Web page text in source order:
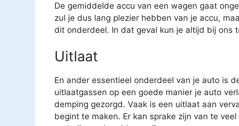
De gemiddelde accu van een wagen gaat
zul je dus lang plezier hebben van je accu,
dit onderdeel. In dat geval kun je altijd bij ons
Uitlaat
En ander essentieel onderdeel van je auto is
uitlaatgassen op een goede manier je auto
demping gezorgd. Vaak is een uitlaat aan
begint te maken. Er kan sprake zijn van te